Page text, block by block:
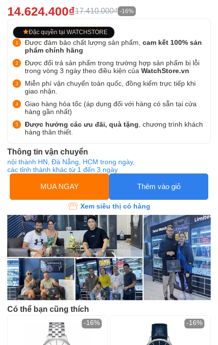
14.624.400₫17.410.000₫ -16%
Đặc quyền tại WATCHSTORE
Được đảm bảo chất lượng sản phẩm, cam kết 100% sản
phẩm chính hãng
Được đổi trả sản phẩm trong trường hợp sản phẩm bị lỗi
trong vòng 3 ngày theo điều kiện của WatchStore.vn
Miễn phí vận chuyển toàn quốc, đồng kiểm trực tiếp khi
giao nhận.
Giao hàng hỏa tốc (áp dụng đối với hàng có sẵn tại cửa
hàng gần nhất)
Được hưởng các ưu đãi, quà tặng , chương trình khách
hàng thân thiết.
Thông tin vận chuyển
nội thành HN, Đà Nẵng, HCM trong ngày,
các tỉnh thành khác từ 1 đến 3 ngày
MUA NGAY Thêm vào giỏ
Xem siêu thị có hàng
Có thể bạn cũng thích
-16% -16%